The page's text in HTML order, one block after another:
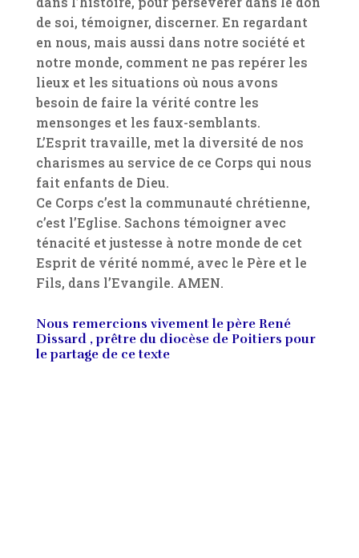
de soi, témoigner, discerner. En regardant
en nous, mais aussi dans notre société et
notre monde, comment ne pas repérer les
lieux et les situations où nous avons
besoin de faire la vérité contre les
mensonges et les faux-semblants.
L’Esprit travaille, met la diversité de nos
charismes au service de ce Corps qui nous
fait enfants de Dieu.
Ce Corps c’est la communauté chrétienne,
c’est l’Eglise. Sachons témoigner avec
ténacité et justesse à notre monde de cet
Esprit de vérité nommé, avec le Père et le
Fils, dans l’Evangile. AMEN.
Nous remercions vivement le père René
Dissard , prêtre du diocèse de Poitiers pour
le partage de ce texte